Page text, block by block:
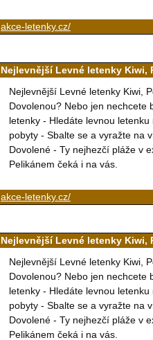
akce-letenky.cz/
Nejlevnější Levné letenky Kiwi,
Nejlevnější Levné letenky Kiwi,
Dovolenou? Nebo jen nechcete
letenky - Hledáte levnou
pobyty - Sbalte se a vyražte na
Dovolené - Ty nejhezčí pláže v
Pelikánem čeká i na vás.
akce-letenky.cz/
Nejlevnější Levné letenky Kiwi,
Nejlevnější Levné letenky Kiwi,
Dovolenou? Nebo jen nechcete
letenky - Hledáte levnou
pobyty - Sbalte se a vyražte na
Dovolené - Ty nejhezčí pláže v
Pelikánem čeká i na vás.